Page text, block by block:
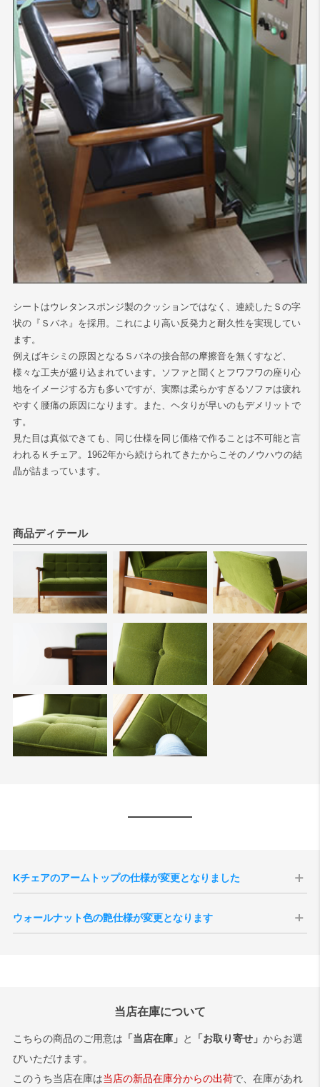
シートはウレタンスポンジ製のクッションではなく、連続したＳの字
状の『Ｓバネ』を採用。これにより高い反発力と耐久性を実現してい
ます。
例えばキシミの原因となるＳバネの接合部の摩擦音を無くすなど、
様々な工夫が盛り込まれています。ソファと聞くとフワフワの座り心
地をイメージする方も多いですが、実際は柔らかすぎるソファは疲れ
やすく腰痛の原因になります。また、ヘタりが早いのもデメリットで
す。
見た目は真似できても、同じ仕様を同じ価格で作ることは不可能と言
われるＫチェア。1962年から続けられてきたからこそのノウハウの結
晶が詰まっています。
商品ディテール
Kチェアのアームトップの仕様が変更となりました
ップ部のみ「ラバートリー材」から「ブナ材」へと仕様が変更となり
ました。ブナ材はラバートリー材に比べ導管が緻密かつ、滑らかで
ラバートリー材でのお届けとなります。
ウォールナット色の艶仕様が変更となります
旧のご指定は承ることができませんので、あらかじめご了承いただけ
サンプル画像1 、サンプル画像2 、サンプル画像3
当店在庫について
こちらの商品のご用意は 「当店在庫」 と 「お取り寄せ」 からお選
びいただけます。
このうち当店在庫は当店の新品在庫分からの出荷で、在庫があれ